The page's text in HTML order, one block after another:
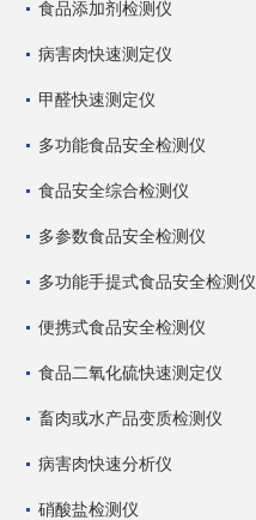
食品添加剂检测仪
病害肉快速测定仪
甲醛快速测定仪
多功能食品安全检测仪
食品安全综合检测仪
多参数食品安全检测仪
多功能手提式食品安全检测仪
便携式食品安全检测仪
食品二氧化硫快速测定仪
畜肉或水产品变质检测仪
病害肉快速分析仪
硝酸盐检测仪